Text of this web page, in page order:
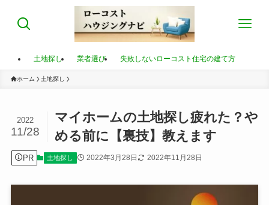
土地探し 業者選び 失敗しないローコスト住宅の建て方
ホーム 土地探し
マイホームの土地探し疲れた？や
める前に【裏技】教えます
2022
11/28
PR 土地探し 2022年3月28日 2022年11月28日